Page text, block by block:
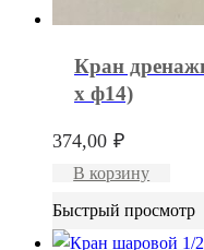
Кран
x ф14)
374,00 ₽
В корзину
Быстрый просмотр